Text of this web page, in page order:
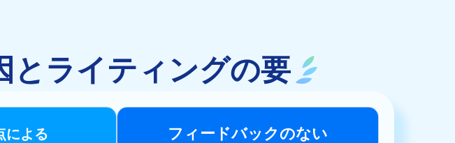
とライティングの要
による
フィードバックのない